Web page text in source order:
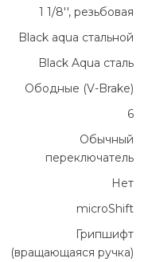
1 1/8'', резьбовая
Black aqua стальной
Black Aqua сталь
Ободные (V-Brake)
6
Обычный
переключатель
Нет
microShift
Грипшифт
(вращающаяся ручка)